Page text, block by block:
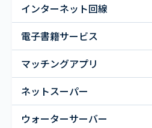
インターネット回線
電子書籍サービス
マッチングアプリ
ネットスーパー
ウォーターサーバー